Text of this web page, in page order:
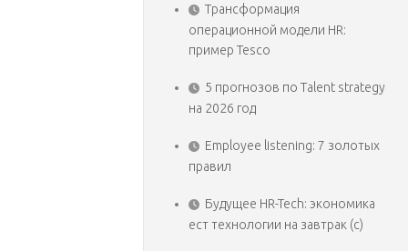
Трансформация
операционной модели HR:
пример Tesco
5 прогнозов по Talent strategy
на 2026 год
Employee listening: 7 золотых
правил
Будущее HR-Tech: экономика
ест технологии на завтрак (с)